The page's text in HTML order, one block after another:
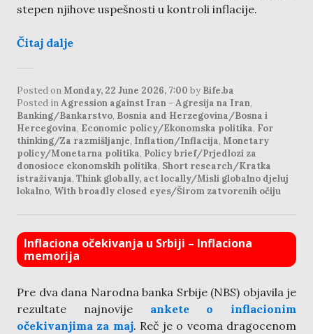
stepen njihove uspešnosti u kontroli inflacije.
Čitaj dalje
Posted on Monday, 22 June 2026, 7:00 by Bife.ba
Posted inAgression against Iran - Agresija na Iran,
Banking/Bankarstvo, Bosnia and Herzegovina/Bosna i
Hercegovina, Economic policy/Ekonomska politika, For
thinking/Za razmišljanje, Inflation/Inflacija, Monetary
policy/Monetarna politika, Policy brief/Prjedlozi za
donosioce ekonomskih politika, Short research/Kratka
istraživanja, Think globally, act locally/Misli globalno djeluj
lokalno, With broadly closed eyes/Širom zatvorenih očiju
Inflaciona očekivanja u Srbiji – Inflaciona
memorija
Pre dva dana Narodna banka Srbije (NBS) objavila je
rezultate najnovije ankete o inflacionim
očekivanjima za maj. Reč je o veoma dragocenom